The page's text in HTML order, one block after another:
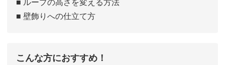
■ 壁飾りへの仕立て方
こんな方におすすめ！